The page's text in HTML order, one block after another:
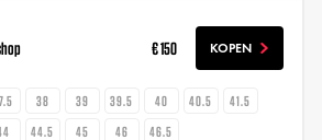
€ 150 KOPEN
38 39 39.5 40 40.5
41.5
44.5 45 46 46.5